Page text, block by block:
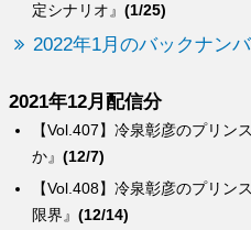
定シナリオ』(1/25)
2022年1月のバックナン
2021年12月配信分
【Vol.408】冷泉彰彦のプリン
限界』(12/14)
【Vol.407】冷泉彰彦のプリン
か』(12/7)